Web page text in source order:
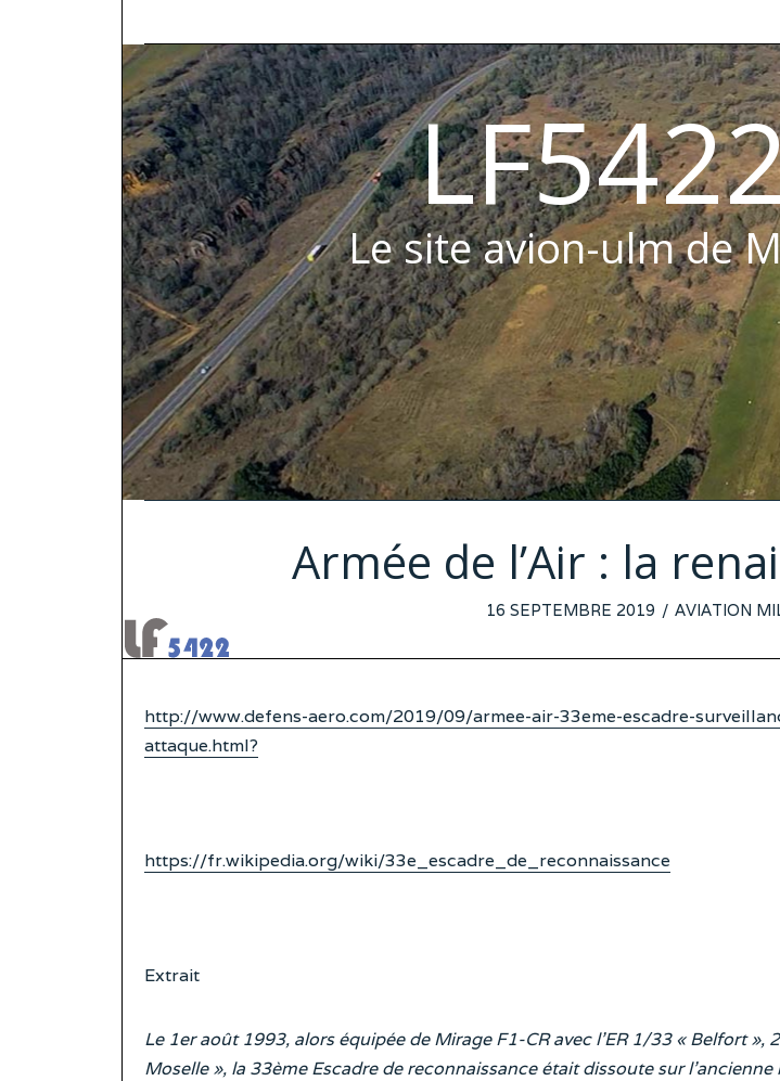
Le site avion-ulm de
Armée de l’Air : la
POSTED
16 SEPTEMBRE 2019 AVIATION
http://www.defens-aero.com/2019/09/armee-air-33eme-escadre-
attaque.html?
https://fr.wikipedia.org/wiki/33e_escadre_de_reconnaissance
Extrait
Le 1er août 1993, alors équipée de Mirage F1-CR avec l’ER 1/33 « Belfort »,
Moselle », la 33ème Escadre de reconnaissance était dissoute sur